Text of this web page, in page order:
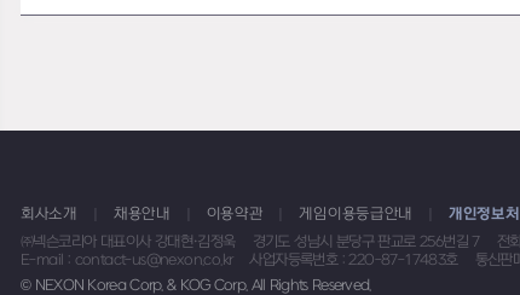
회사소개 채용안내 이용약관 게임이용등급안내 개인정보
㈜넥슨코리아 대표이사 강대현·김정욱
경기도 성남시 분당구 판교로 256번길 7 전
E-mail : contact-us@nexon.co.kr
사업자등록번호 : 220-87-17483호 통신판
© NEXON Korea Corp. & KOG Corp. All Rights Reserved.